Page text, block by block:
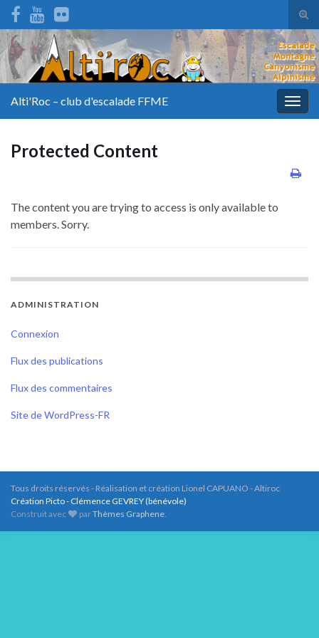
Alti'Roc – club d'escalade FFME
Protected Content
The content you are trying to access is only available to
members. Sorry.
ADMINISTRATION
Connexion
Flux des publications
Flux des commentaires
Site de WordPress-FR
Tous droits réservés - Réalisation et création Lionel CAPUANO - Altiroc
Création Picto - Clémence GEVREY (bénévole)
Construit avec
parThèmes Graphene